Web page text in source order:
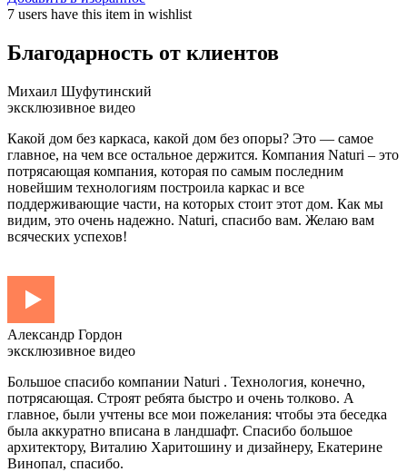
7 users have this item in wishlist
Благодарность от клиентов
Михаил Шуфутинский
эксклюзивное видео
Какой дом без каркаса, какой дом без опоры? Это — самое
главное, на чем все остальное держится. Компания Naturi – это
потрясающая компания, которая по самым последним
новейшим технологиям построила каркас и все
поддерживающие части, на которых стоит этот дом. Как мы
видим, это очень надежно. Naturi, спасибо вам. Желаю вам
всяческих успехов!
Александр Гордон
эксклюзивное видео
Большое спасибо компании Naturi . Технология, конечно,
потрясающая. Строят ребята быстро и очень толково. А
главное, были учтены все мои пожелания: чтобы эта беседка
была аккуратно вписана в ландшафт. Спасибо большое
архитектору, Виталию Харитошину и дизайнеру, Екатерине
Винопал, спасибо.